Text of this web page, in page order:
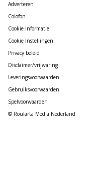
Adverteren
Colofon
Cookie informatie
Cookie Instellingen
Privacy beleid
Disclaimer/vrijwaring
Leveringsvoorwaarden
Gebruiksvoorwaarden
Spelvoorwaarden
© Roularta Media Nederland